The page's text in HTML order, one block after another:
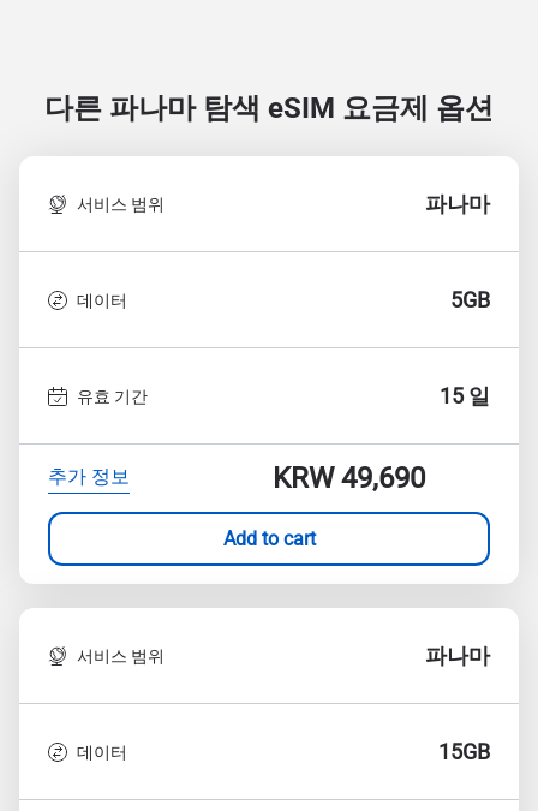
다른 파나마 탐색 eSIM 요금제 옵션
서비스 범위 파나마
데이터 5GB
유효 기간 15 일
추가 정보 KRW 49,690
Add to cart
서비스 범위 파나마
데이터 15GB